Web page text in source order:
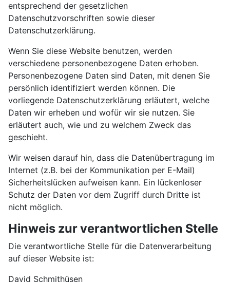
entsprechend der gesetzlichen
Datenschutzvorschriften sowie dieser
Datenschutzerklärung.
Wenn Sie diese Website benutzen, werden
verschiedene personenbezogene Daten erhoben.
Personenbezogene Daten sind Daten, mit denen Sie
persönlich identifiziert werden können. Die
vorliegende Datenschutzerklärung erläutert, welche
Daten wir erheben und wofür wir sie nutzen. Sie
erläutert auch, wie und zu welchem Zweck das
geschieht.
Wir weisen darauf hin, dass die Datenübertragung im
Internet (z.B. bei der Kommunikation per E-Mail)
Sicherheitslücken aufweisen kann. Ein lückenloser
Schutz der Daten vor dem Zugriff durch Dritte ist
nicht möglich.
Hinweis zur verantwortlichen Stelle
Die verantwortliche Stelle für die Datenverarbeitung
auf dieser Website ist:
David Schmithüsen